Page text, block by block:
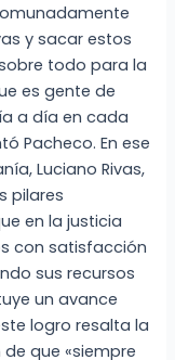
y sacar estos
todo para la
es gente de
a día en cada
Pacheco. En ese
Luciano Rivas,
pilares
en la justicia
con satisfacción
sus recursos
un avance
logro resalta la
que «siempre